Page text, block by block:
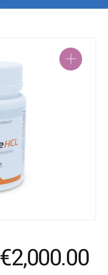
€2,000.00